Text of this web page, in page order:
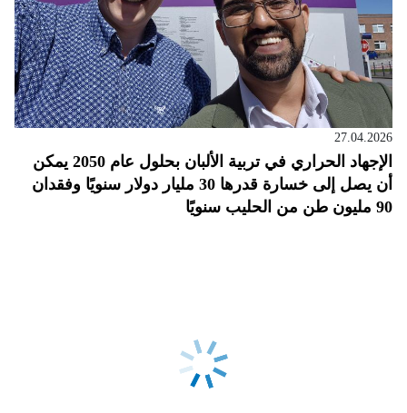
27.04.2026
الإجهاد الحراري في تربية الألبان بحلول عام 2050 يمكن
أن يصل إلى خسارة قدرها 30 مليار دولار سنويًا وفقدان
90 مليون طن من الحليب سنويًا